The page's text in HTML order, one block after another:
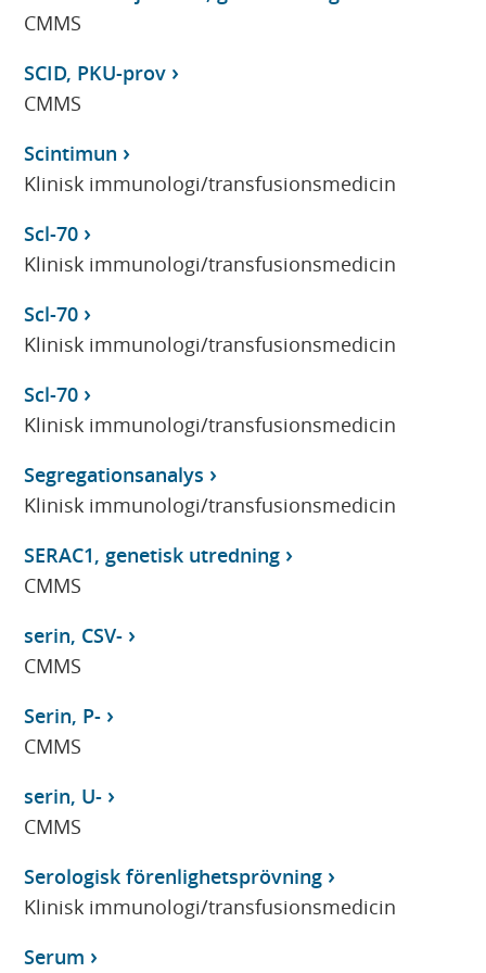
CMMS
SCID, PKU-prov
CMMS
Scintimun
Klinisk immunologi/transfusionsmedicin
Scl-70
Klinisk immunologi/transfusionsmedicin
Scl-70
Klinisk immunologi/transfusionsmedicin
Scl-70
Klinisk immunologi/transfusionsmedicin
Segregationsanalys
Klinisk immunologi/transfusionsmedicin
SERAC1, genetisk utredning
CMMS
serin, CSV-
CMMS
Serin, P-
CMMS
serin, U-
CMMS
Serologisk förenlighetsprövning
Klinisk immunologi/transfusionsmedicin
Serum